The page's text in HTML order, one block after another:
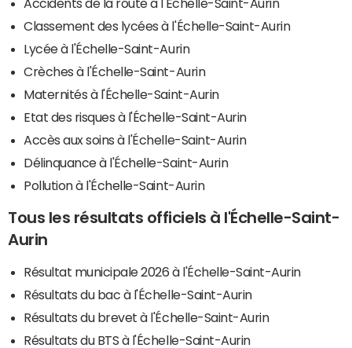
Accidents de la route à l'Échelle-Saint-Aurin
Classement des lycées à l'Échelle-Saint-Aurin
Lycée à l'Échelle-Saint-Aurin
Crèches à l'Échelle-Saint-Aurin
Maternités à l'Échelle-Saint-Aurin
Etat des risques à l'Échelle-Saint-Aurin
Accès aux soins à l'Échelle-Saint-Aurin
Délinquance à l'Échelle-Saint-Aurin
Pollution à l'Échelle-Saint-Aurin
Tous les résultats officiels à l'Échelle-Saint-
Aurin
Résultat municipale 2026 à l'Échelle-Saint-Aurin
Résultats du bac à l'Échelle-Saint-Aurin
Résultats du brevet à l'Échelle-Saint-Aurin
Résultats du BTS à l'Échelle-Saint-Aurin